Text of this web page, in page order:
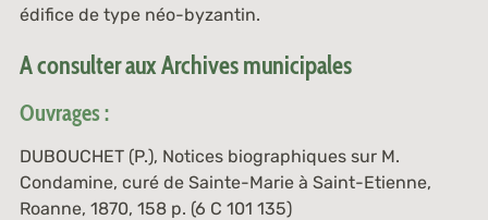
édifice de type néo-byzantin.
A consulter aux Archives municipales
Ouvrages :
DUBOUCHET (P.), Notices biographiques sur M.
Condamine, curé de Sainte-Marie à Saint-Etienne,
Roanne, 1870, 158 p. (6 C 101 135)